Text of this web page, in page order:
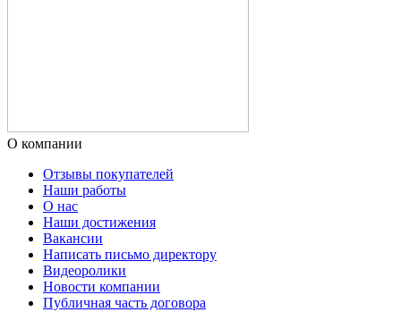
О компании
Отзывы покупателей
Наши работы
О нас
Наши достижения
Вакансии
Написать письмо директору
Видеоролики
Новости компании
Публичная часть договора